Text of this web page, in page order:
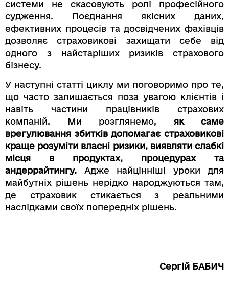
системи не скасовують ролі професійного
судження. Поєднання якісних даних,
ефективних процесів та досвідчених фахівців
дозволяє страховикові захищати себе від
одного з найстаріших ризиків страхового
бізнесу.
У наступні статті циклу ми поговоримо про те,
що часто залишається поза увагою клієнтів і
навіть частини працівників страхових
компаній. Ми розглянемо, як саме
врегулювання збитків допомагає страховикові
краще розуміти власні ризики, виявляти слабкі
місця в продуктах, процедурах та
андеррайтингу. Адже найцінніші уроки для
майбутніх рішень нерідко народжуються там,
де страховик стикається з реальними
наслідками своїх попередніх рішень.
Сергій БАБИЧ